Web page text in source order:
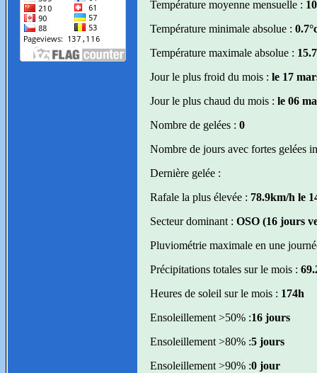
Température moyenne mensuelle :
Température minimale absolue :
Température maximale absolue :
Jour le plus froid du mois : le 17
Jour le plus chaud du mois : le 06
Nombre de gelées : 0
Nombre de jours avec fortes gelées
Dernière gelée :
Rafale la plus élevée : 78.9km/h le
Secteur dominant : OSO (16 jours
Pluviométrie maximale en une
Précipitations totales sur le mois :
Heures de soleil sur le mois : 174h
Ensoleillement >50% :16 jours
Ensoleillement >80% :5 jours
Ensoleillement >90% :0 jour